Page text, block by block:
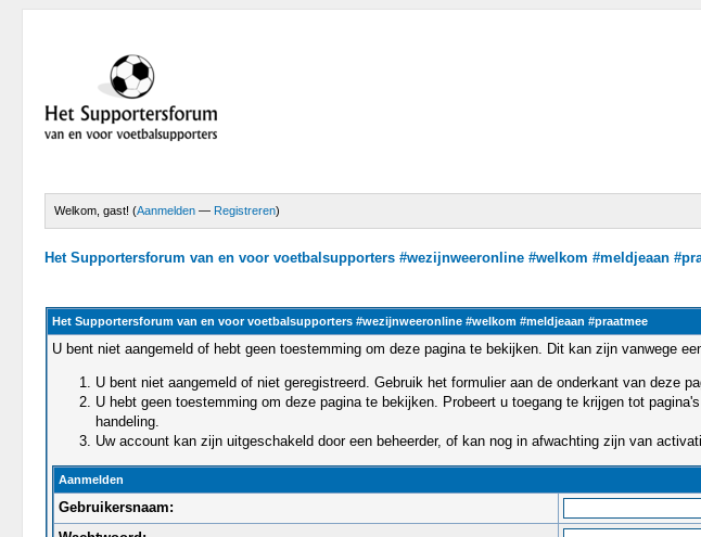
Welkom, gast! (Aanmelden — Registreren)
Het Supportersforum van en voor voetbalsupporters #wezijnweeronline #welkom #meldjeaan
Het Supportersforum van en voor voetbalsupporters #wezijnweeronline #welkom #meldjeaan #praatmee
U bent niet aangemeld of hebt geen toestemming om deze pagina te bekijken. Dit kan zijn vanwege
U bent niet aangemeld of niet geregistreerd. Gebruik het formulier aan de onderkant van deze
U hebt geen toestemming om deze pagina te bekijken. Probeert u toegang te krijgen tot
handeling.
Uw account kan zijn uitgeschakeld door een beheerder, of kan nog in afwachting zijn van
Aanmelden
Gebruikersnaam: